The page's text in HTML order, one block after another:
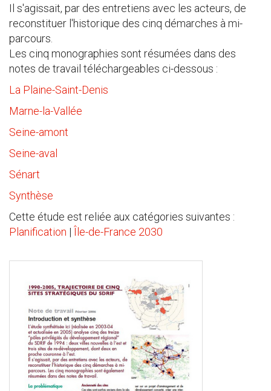
Il s'agissait, par des entretiens avec les acteurs, de
reconstituer l'historique des cinq démarches à mi-
parcours.
Les cinq monographies sont résumées dans des
notes de travail téléchargeables ci-dessous :
La Plaine-Saint-Denis
Marne-la-Vallée
Seine-amont
Seine-aval
Sénart
Synthèse
Cette étude est reliée aux catégories suivantes :
Planification | Île-de-France 2030